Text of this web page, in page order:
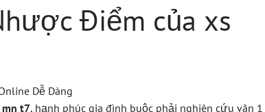
Điểm của xs
mn t7, hạnh phúc gia đình buộc phải nghiên cứu vãn 1